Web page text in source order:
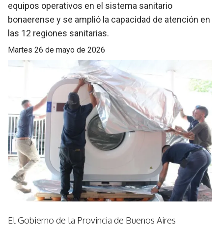
equipos operativos en el sistema sanitario
bonaerense y se amplió la capacidad de atención en
las 12 regiones sanitarias.
martes 26 de mayo de 2026
El Gobierno de la Provincia de Buenos Aires